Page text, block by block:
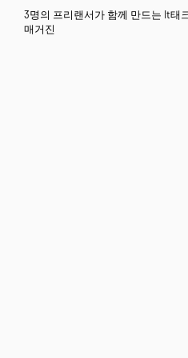
3명의 프리랜서가 함께 만드는 It태
매거진